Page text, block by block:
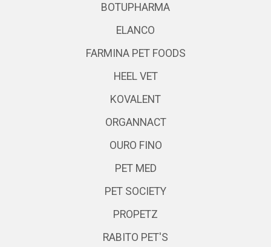
BOTUPHARMA
ELANCO
FARMINA PET FOODS
HEEL VET
KOVALENT
ORGANNACT
OURO FINO
PET MED
PET SOCIETY
PROPETZ
RABITO PET'S